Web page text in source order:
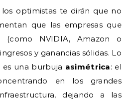
optimistas te dirán que no
que las empresas que
(como NVIDIA, Amazon o
y ganancias sólidas. Lo
es una burbuja asimétrica: el
en los grandes
dejando a las